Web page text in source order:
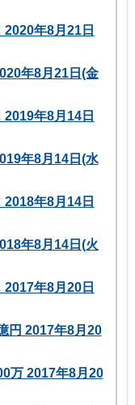
年8月21日
年8月21日(金
年8月14日
年8月14日(水
年8月14日
年8月14日(火
年8月20日
円 2017年8月20
万 2017年8月20